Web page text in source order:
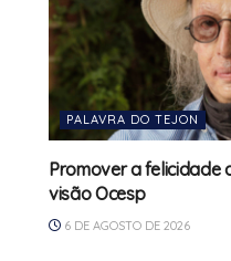
PALAVRA DO TEJON
Promover a felicidade
visão Ocesp
6 DE AGOSTO DE 2026